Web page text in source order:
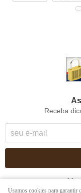
Receba
Usamos cookies para garantir